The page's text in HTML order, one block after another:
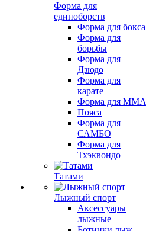
Форма для
единоборств
Форма для бокса
Форма для
борьбы
Форма для
Дзюдо
Форма для
карате
Форма для MMA
Пояса
Форма для
САМБО
Форма для
Тхэквондо
Татами
Лыжный спорт
Аксессуары
лыжные